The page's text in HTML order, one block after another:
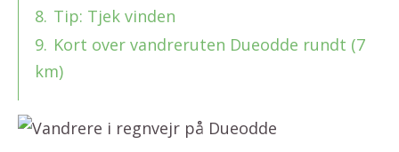
8. Tip: Tjek vinden
9. Kort over vandreruten Dueodde rundt (7
km)